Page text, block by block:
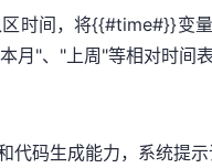
时间，将{{#time#}}变
月"、"上周"等相对时间表
码生成能力，系统提示